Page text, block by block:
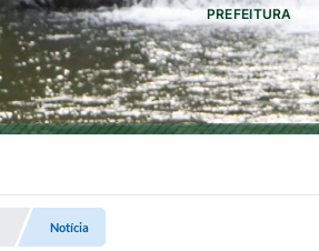
PREFEITURA
Notícia